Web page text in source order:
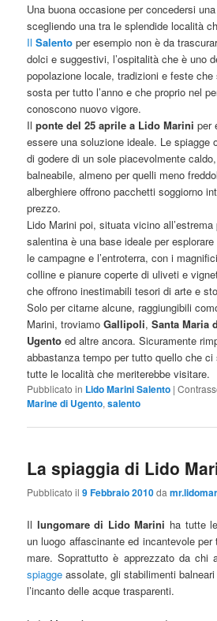
Una buona occasione per concedersi
scegliendo una tra le splendide località
IlSalento per esempio non è da
dolci e suggestivi, l’ospitalità che è uno
popolazione locale, tradizioni e feste
sosta per tutto l’anno e che proprio nel
conoscono nuovo vigore.
Ilponte del 25 aprile a Lido Marini per
essere una soluzione ideale. Le spiagge
di godere di un sole piacevolmente
balneabile, almeno per quelli meno
alberghiere offrono pacchetti soggiorno
prezzo.
Lido Marini poi, situata vicino
salentina è una base ideale per
le campagne e l’entroterra, con i
colline e pianure coperte di uliveti e
che offrono inestimabili tesori di arte e
Solo per citarne alcune, raggiungibili
Marini, troviamoGallipoli,Santa Maria
Ugento ed altre ancora. Sicuramente
abbastanza tempo per tutto quello che ci
tutte le località che meriterebbe visitare.
Pubblicato in Lido Marini Salento |
Marine di Ugento,salento
La spiaggia di Lido
Pubblicato il9 Febbraio 2010da
Il lungomare di Lido Marini ha tutte
un luogo affascinante ed incantevole
mare. Soprattutto è apprezzato da chi
spiagge assolate, gli stabilimenti
l’incanto delle acque trasparenti.